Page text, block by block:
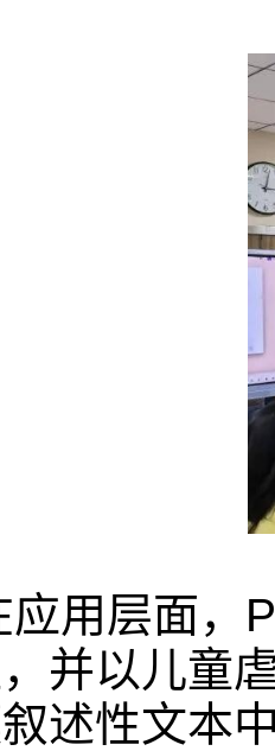
层面，
并以儿童
述性文本